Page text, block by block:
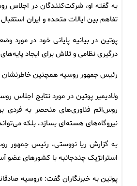
به گفته او، شرکت‌کنندگان در اجلاس
تفاهم بین ایالات متحده و ایران
پوتین در بیانیه پایانی خود در مورد
درگیری نظامی و تلاش برای ایجاد
رئیس جمهور روسیه همچنین خاطرنشان
ولادیمیر پوتین در مورد نتایج
روس‌اتم فناوری‌های منحصر به فردی
نیروگاه‌های هسته‌ای بسازد، بلکه
به گزارش ریا نووستی، رئیس جمهور
استراتژیک چندجانبه با کشورهای عضو
پوتین به خبرنگاران گفت: «روسیه